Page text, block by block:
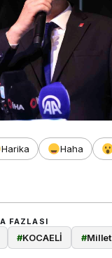
Harika Haha
FAZLASI
#KOCAELİ #Millet